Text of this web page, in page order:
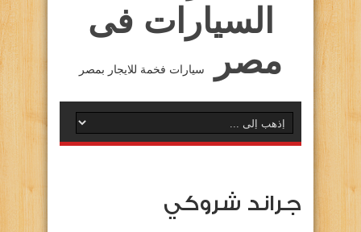
السيارات فى
مصر
سيارات فخمة للايجار بمصر
جراند شروكي